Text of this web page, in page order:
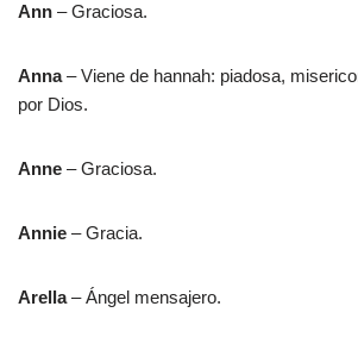
Ann – Graciosa.
Anna– Viene de hannah: piadosa,
por Dios.
Anne – Graciosa.
Annie – Gracia.
Arella– Ángel mensajero.